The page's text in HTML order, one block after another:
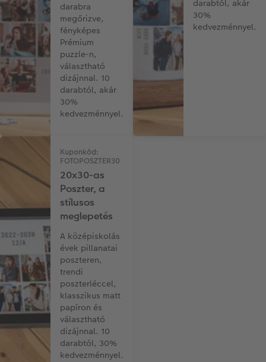
Kiegészítők
CEWE myPhotos
XXL Retró fotó
Kiegészítők
CEWE myPhotos
darabra
megőrizve,
fényképes
Prémium
puzzle-n,
választható
dizájnnal. 10
darabtól, akár
30%
kedvezménnyel.
darabtól, akár
30%
kedvezménnyel.
Kuponkód:
FOTOPOSZTER30
20x30-as
Poszter, a
stílusos
meglepetés
A középiskolás
évek pillanatai
poszteren,
trendi
poszterléccel,
klasszikus matt
papíron és
választható
dizájnnal. 10
darabtól, 30%
kedvezménnyel.